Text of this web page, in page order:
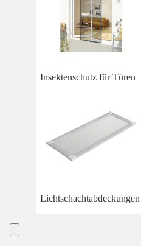
Insektenschutz für Türen
Lichtschachtabdeckungen